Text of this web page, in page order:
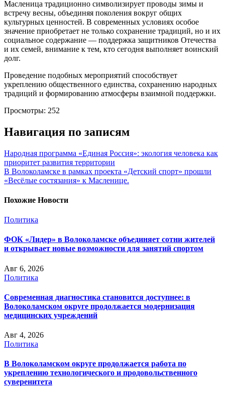
Масленица традиционно символизирует проводы зимы и
встречу весны, объединяя поколения вокруг общих
культурных ценностей. В современных условиях особое
значение приобретает не только сохранение традиций, но и их
социальное содержание — поддержка защитников Отечества
и их семей, внимание к тем, кто сегодня выполняет воинский
долг.
Проведение подобных мероприятий способствует
укреплению общественного единства, сохранению народных
традиций и формированию атмосферы взаимной поддержки.
Просмотры: 252
Навигация по записям
Народная программа «Единая Россия»: экология человека как
приоритет развития территории
В Волоколамске в рамках проекта «Детский спорт» прошли
«Весёлые состязания» к Масленице.
Похожие Новости
Политика
ФОК «Лидер» в Волоколамске объединяет сотни жителей
и открывает новые возможности для занятий спортом
Авг 6, 2026
Политика
Современная диагностика становится доступнее: в
Волоколамском округе продолжается модернизация
медицинских учреждений
Авг 4, 2026
Политика
В Волоколамском округе продолжается работа по
укреплению технологического и продовольственного
суверенитета